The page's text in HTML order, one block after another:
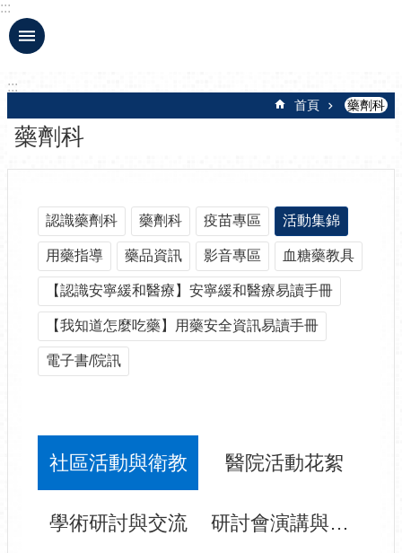
跳到主要內容區塊
:::
:::
首頁 藥劑科
藥劑科
認識藥劑科 藥劑科 疫苗專區 活動集錦
用藥指導 藥品資訊 影音專區 血糖藥教具
【認識安寧緩和醫療】安寧緩和醫療易讀手冊
【我知道怎麼吃藥】用藥安全資訊易讀手冊
電子書/院訊
社區活動與衛教 醫院活動花絮
學術研討與交流 研討會演講與榮譽